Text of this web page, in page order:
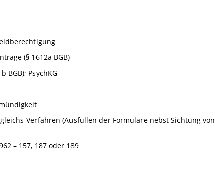
(§ 1612a BGB)
BGB); PsychKG
Verfahren (Ausfüllen der Formulare nebst Sichtung von
– 157, 187 oder 189